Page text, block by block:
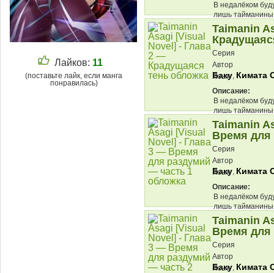
Лайков: 11
(поставьте лайк, если манга
понравилась)
В недалёком
лишь
противостоять
Taimanin
Серия
Автор
Баку, Кимата
Язык
Описание:
В недалёком
лишь
противостоять
Taimanin
Время для
Серия
Автор
Баку, Кимата
Язык
Описание:
В недалёком
лишь
противостоять
Taimanin
Время для
Серия
Автор
Баку, Кимата
Язык